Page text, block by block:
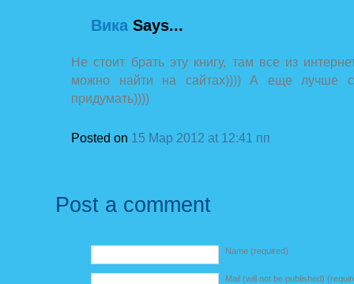
Вика Says...
Не стоит брать эту книгу, там все из
можно найти на сайтах)))) А еще лучше
придумать))))
Posted on 15 Мар 2012 at 12:41 пп
Post a comment
Name (required)
Mail (will not be published)